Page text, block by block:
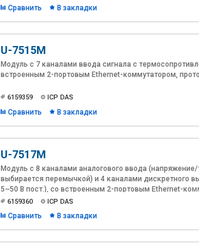
Сравнить В закладки
U-7515M
Модуль с 7 каналами ввода сигнала с
встроенным 2-портовым Ethernet-коммутатором,
6159359 ICP DAS
Сравнить В закладки
U-7517M
Модуль с 8 каналами аналогового ввода (напряжение/
выбирается перемычкой) и 4 каналами дискретного
5~50 В пост.), со встроенным 2-портовым Ethernet-
протокол OPC UA
6159360 ICP DAS
Сравнить В закладки